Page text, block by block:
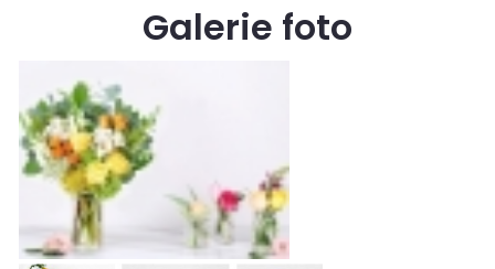
Galerie foto